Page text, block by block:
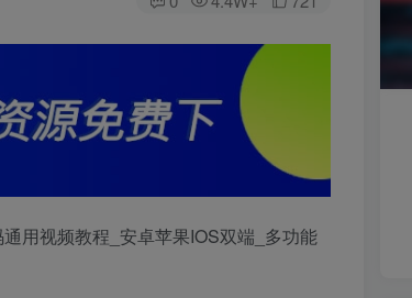
用视频教程_安卓苹果IOS双端_多功能